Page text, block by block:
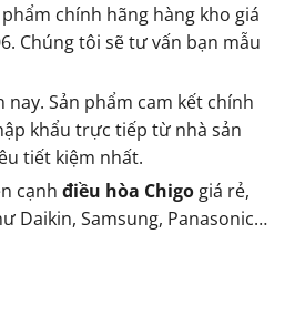
chính hãng hàng kho giá
Chúng tôi sẽ tư vấn bạn mẫu
Sản phẩm cam kết chính
khẩu trực tiếp từ nhà sản
tiết kiệm nhất.
cạnh điều hòa Chigo giá rẻ,
Daikin, Samsung, Panasonic…